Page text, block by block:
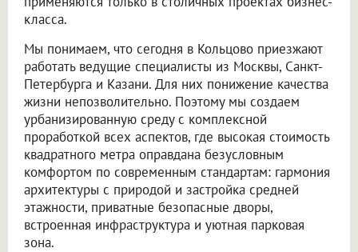
класса.
Мы понимаем, что сегодня в Кольцово приезжают
работать ведущие специалисты из Москвы, Санкт-
Петербурга и Казани. Для них понижение качества
жизни непозволительно. Поэтому мы создаем
урбанизированную среду с комплексной
проработкой всех аспектов, где высокая стоимость
квадратного метра оправдана безусловным
комфортом по современным стандартам: гармония
архитектуры с природой и застройка средней
этажности, приватные безопасные дворы,
встроенная инфраструктура и уютная парковая
зона.